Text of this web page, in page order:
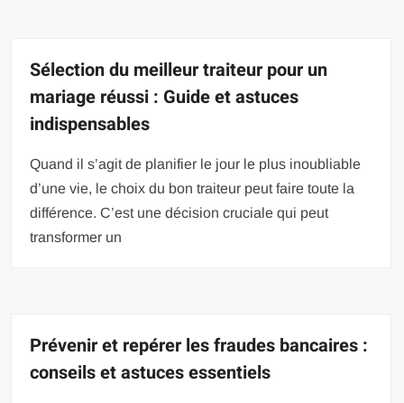
Sélection du meilleur traiteur pour un
mariage réussi : Guide et astuces
indispensables
Quand il s’agit de planifier le jour le plus inoubliable
d’une vie, le choix du bon traiteur peut faire toute la
différence. C’est une décision cruciale qui peut
transformer un
Prévenir et repérer les fraudes bancaires :
conseils et astuces essentiels